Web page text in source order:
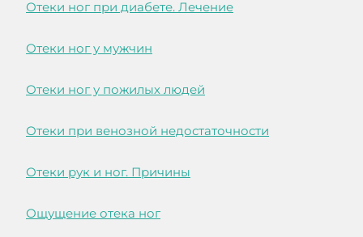
Отеки ног при диабете. Лечение
Отеки ног у мужчин
Отеки ног у пожилых людей
Отеки при венозной недостаточности
Отеки рук и ног. Причины
Ощущение отека ног